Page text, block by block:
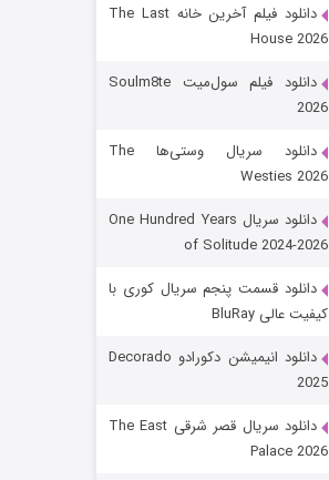
شکست استوارت در نجات جهان
قسمت۷ (زیرنویس)
دانلود فیلم آخرین خانه The Last
House 2026
دانلود فیلم سول‌میت Soulm8te
2026
دانلود سریال وستی‌ها The
Westies 2026
دانلود سریال One Hundred Years
of Solitude 2024-2026
دانلود قسمت پنجم سریال کوری با
کیفیت عالی BluRay
دانلود انیمیشن دکورادو Decorado
2025
دانلود سریال قصر شرقی The East
Palace 2026